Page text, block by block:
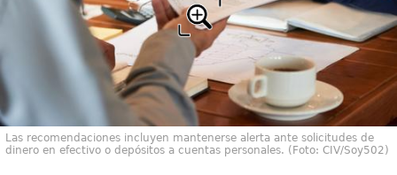
Las recomendaciones incluyen mantenerse alerta ante solicitudes de
dinero en efectivo o depósitos a cuentas personales. (Foto: CIV/Soy502)